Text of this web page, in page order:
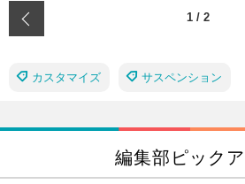
1 / 2
カスタマイズ サスペンション
編集部ピック